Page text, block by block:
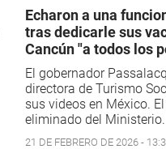
Echaron a una
tras dedicarle sus
Cancún "a todos los
El gobernador
directora de Turismo
sus videos en México.
eliminado del Ministerio.
21 DE FEBRERO DE 2026 -